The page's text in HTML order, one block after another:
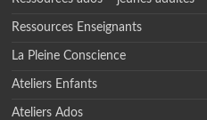
Ressources Enseignants
La Pleine Conscience
Ateliers Enfants
Ateliers Ados